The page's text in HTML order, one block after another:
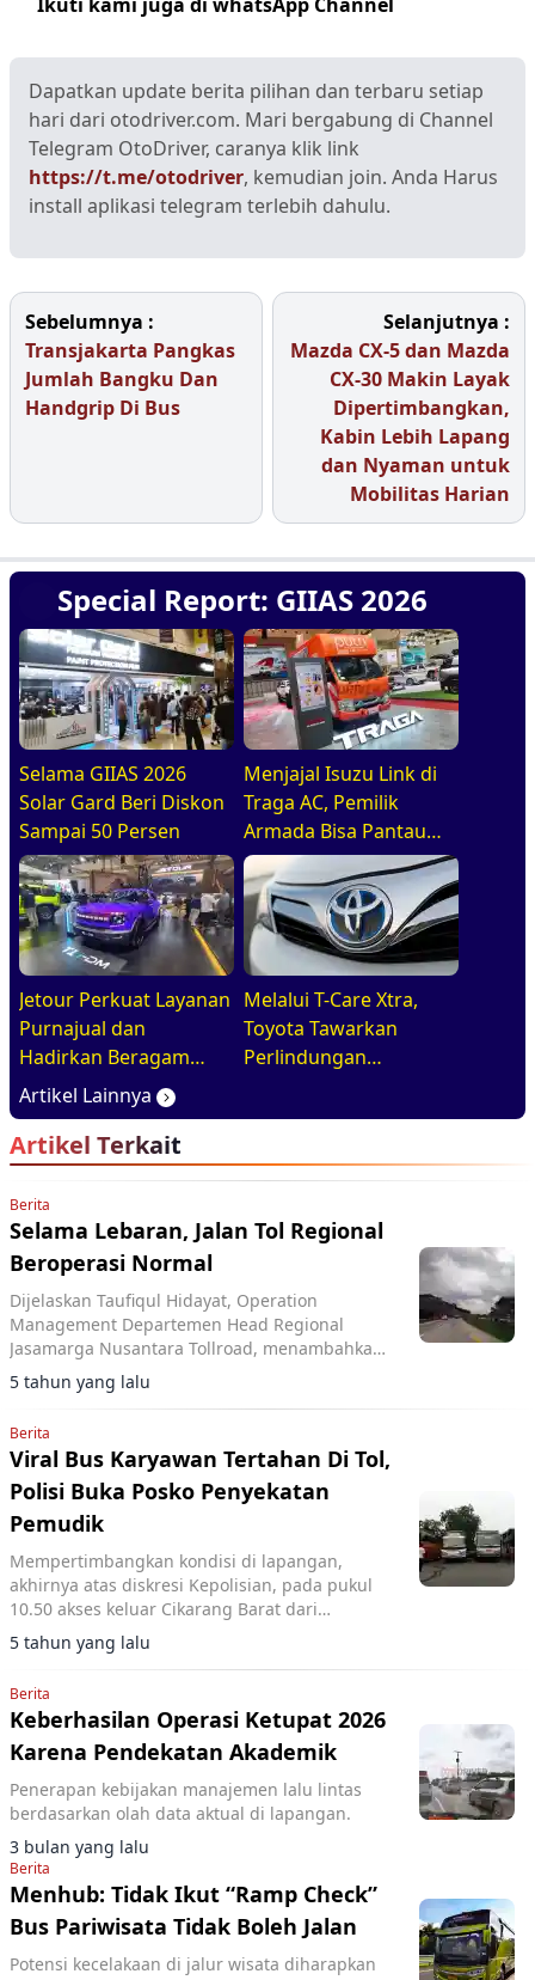
Dapatkan update berita pilihan dan terbaru setiap
hari dari otodriver.com. Mari bergabung di Channel
Telegram OtoDriver, caranya klik link
https://t.me/otodriver, kemudian join. Anda Harus
install aplikasi telegram terlebih dahulu.
Sebelumnya :
Transjakarta Pangkas
Jumlah Bangku Dan
Handgrip Di Bus
Selanjutnya :
Mazda CX-5 dan Mazda
CX-30 Makin Layak
Dipertimbangkan,
Kabin Lebih Lapang
dan Nyaman untuk
Mobilitas Harian
Special Report: GIIAS 2026
Selama GIIAS 2026
Solar Gard Beri Diskon
Sampai 50 Persen
Menjajal Isuzu Link di
Traga AC, Pemilik
Armada Bisa Pantau
Kendaraan Secara
Realtime
Jetour Perkuat Layanan
Purnajual dan
Hadirkan Beragam
Program Penjualan
Menarik di GIIAS 2026
Melalui T-Care Xtra,
Toyota Tawarkan
Perlindungan
Tahun
Artikel Lainnya
Artikel Terkait
Berita
Selama Lebaran, Jalan Tol Regional
Beroperasi Normal
Dijelaskan Taufiqul Hidayat, Operation
Management Departemen Head Regional
Jasamarga Nusantara Tollroad, menambahkan
bahwa masih belum ada perlakuan khusus di
jalan tol regional.
5 tahun yang lalu
Berita
Viral Bus Karyawan Tertahan Di Tol,
Polisi Buka Posko Penyekatan
Pemudik
Mempertimbangkan kondisi di lapangan,
akhirnya atas diskresi Kepolisian, pada pukul
10.50 akses keluar Cikarang Barat dari
Cikampek kembali dibuka.
5 tahun yang lalu
Berita
Keberhasilan Operasi Ketupat 2026
Karena Pendekatan Akademik
Penerapan kebijakan manajemen lalu lintas
berdasarkan olah data aktual di lapangan.
3 bulan yang lalu
Berita
Menhub: Tidak Ikut “Ramp Check”
Bus Pariwisata Tidak Boleh Jalan
Potensi kecelakaan di jalur wisata diharapkan